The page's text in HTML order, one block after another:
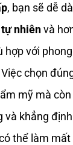
, bạn sẽ dễ
tự nhiênvà
hợp với
chọn
mỹ mà
và khẳng
thể làm